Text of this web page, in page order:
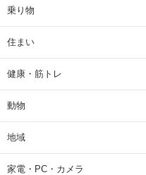
乗り物
住まい
健康・筋トレ
動物
地域
家電・PC・カメラ